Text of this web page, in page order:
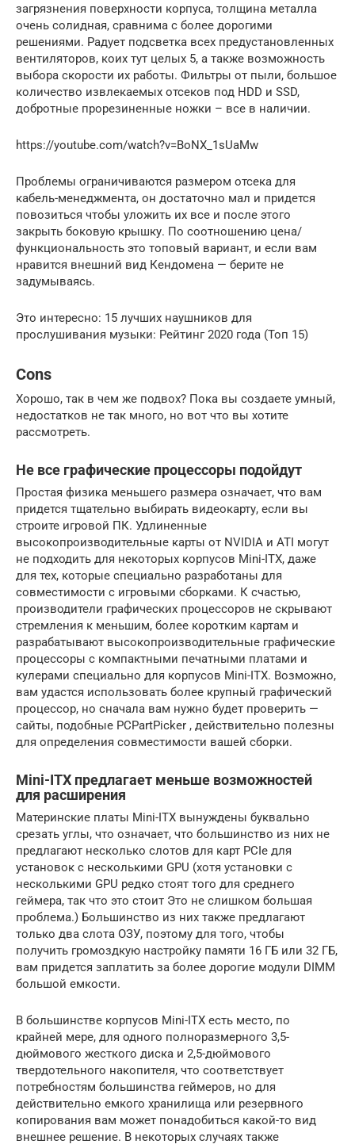
загрязнения поверхности корпуса, толщина металла
очень солидная, сравнима с более дорогими
решениями. Радует подсветка всех предустановленных
вентиляторов, коих тут целых 5, а также возможность
выбора скорости их работы. Фильтры от пыли, большое
количество извлекаемых отсеков под HDD и SSD,
добротные прорезиненные ножки – все в наличии.
https://youtube.com/watch?v=BoNX_1sUaMw
Проблемы ограничиваются размером отсека для
кабель-менеджмента, он достаточно мал и придется
повозиться чтобы уложить их все и после этого
закрыть боковую крышку. По соотношению цена/
функциональность это топовый вариант, и если вам
нравится внешний вид Кендомена — берите не
задумываясь.
Это интересно: 15 лучших наушников для
прослушивания музыки: Рейтинг 2020 года (Топ 15)
Cons
Хорошо, так в чем же подвох? Пока вы создаете умный,
недостатков не так много, но вот что вы хотите
рассмотреть.
Не все графические процессоры подойдут
Простая физика меньшего размера означает, что вам
придется тщательно выбирать видеокарту, если вы
строите игровой ПК. Удлиненные
высокопроизводительные карты от NVIDIA и ATI могут
не подходить для некоторых корпусов Mini-ITX, даже
для тех, которые специально разработаны для
совместимости с игровыми сборками. К счастью,
производители графических процессоров не скрывают
стремления к меньшим, более коротким картам и
разрабатывают высокопроизводительные графические
процессоры с компактными печатными платами и
кулерами специально для корпусов Mini-ITX. Возможно,
вам удастся использовать более крупный графический
процессор, но сначала вам нужно будет проверить —
сайты, подобные PCPartPicker , действительно полезны
для определения совместимости вашей сборки.
Mini-ITX предлагает меньше возможностей
для расширения
Материнские платы Mini-ITX вынуждены буквально
срезать углы, что означает, что большинство из них не
предлагают несколько слотов для карт PCIe для
установок с несколькими GPU (хотя установки с
несколькими GPU редко стоят того для среднего
геймера, так что это стоит Это не слишком большая
проблема.) Большинство из них также предлагают
только два слота ОЗУ, поэтому для того, чтобы
получить громоздкую настройку памяти 16 ГБ или 32 ГБ,
вам придется заплатить за более дорогие модули DIMM
большой емкости.
В большинстве корпусов Mini-ITX есть место, по
крайней мере, для одного полноразмерного 3,5-
дюймового жесткого диска и 2,5-дюймового
твердотельного накопителя, что соответствует
потребностям большинства геймеров, но для
действительно емкого хранилища или резервного
копирования вам может понадобиться какой-то вид
внешнее решение. В некоторых случаях также